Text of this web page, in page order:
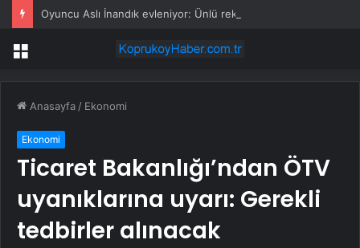
Menü
Anasayfa / Ekonomi
Ekonomi
Ticaret Bakanlığı’ndan ÖTV
uyanıklarına uyarı: Gerekli
tedbirler alınacak